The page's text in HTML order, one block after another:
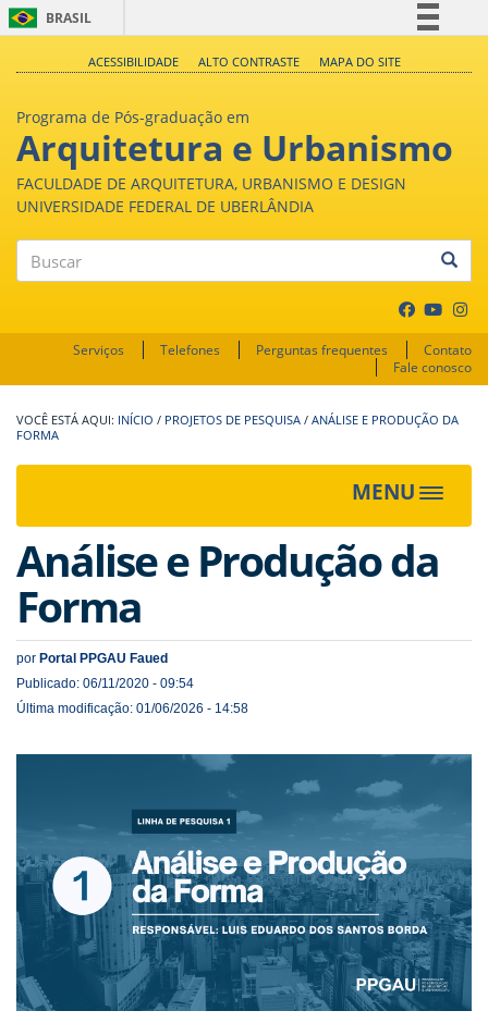
BRASIL
Acesso à informação
Legislação
ACESSIBILIDADE ALTO CONTRASTE MAPA DO SITE
Programa de Pós-graduação em
Arquitetura e Urbanismo
FACULDADE DE ARQUITETURA, URBANISMO E DESIGN
UNIVERSIDADE FEDERAL DE UBERLÂNDIA
Serviços Telefones Perguntas frequentes
Contato
Fale conosco
INÍCIO / PROJETOS DE PESQUISA / ANÁLISE E PRODUÇÃO DA
FORMA
MENU
Toggle
Análise e Produção da
Forma
por Portal PPGAU Faued
Publicado: 06/11/2020 - 09:54
Última modificação: 01/06/2026 - 14:58